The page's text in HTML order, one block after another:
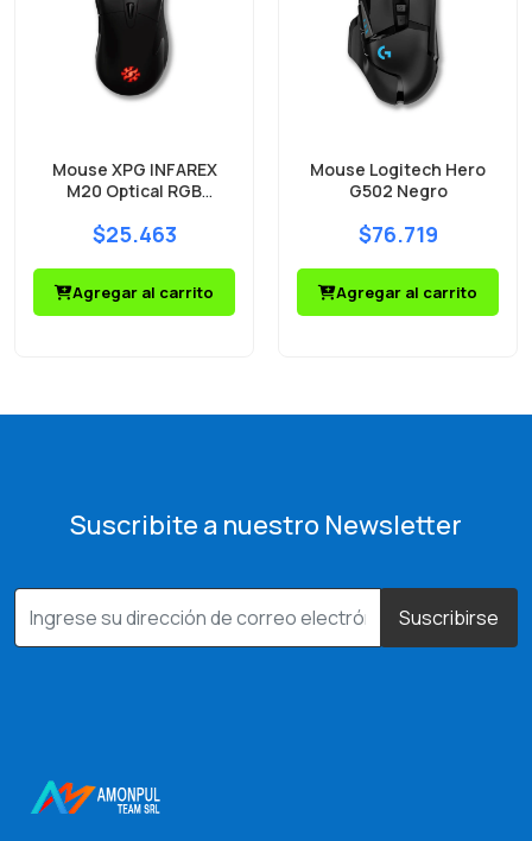
Mouse XPG INFAREX
M20 Optical RGB
$25.463
Agregar al carrito
Mouse Logitech Hero
G502 Negro
$76.719
Agregar al carrito
Suscribite a nuestro Newsletter
Suscribirse